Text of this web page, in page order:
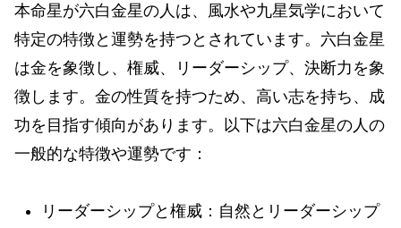
本命星が六白金星の人は、風水や九星気学において
特定の特徴と運勢を持つとされています。六白金星
は金を象徴し、権威、リーダーシップ、決断力を象
徴します。金の性質を持つため、高い志を持ち、成
功を目指す傾向があります。以下は六白金星の人の
一般的な特徴や運勢です：
リーダーシップと権威：自然とリーダーシップ